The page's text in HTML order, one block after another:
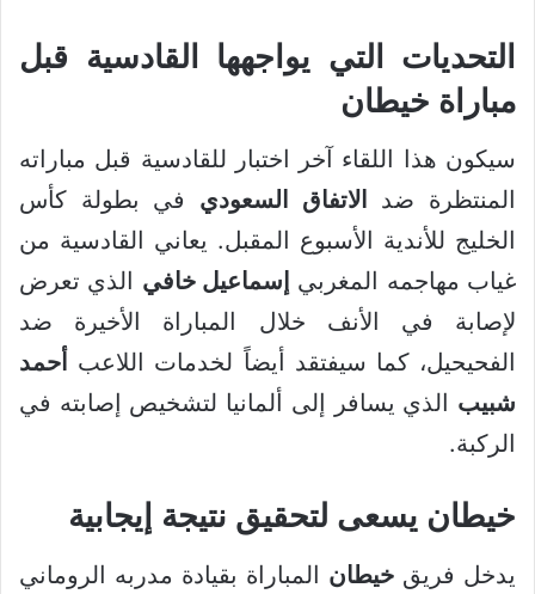
التحديات التي يواجهها القادسية قبل
مباراة خيطان
سيكون هذا اللقاء آخر اختبار للقادسية قبل مباراته
المنتظرة ضد
الاتفاق السعودي في بطولة كأس
الخليج للأندية الأسبوع المقبل. يعاني القادسية من
غياب مهاجمه المغربي إسماعيل خافي الذي تعرض
لإصابة في الأنف خلال المباراة الأخيرة ضد
الفحيحيل، كما سيفتقد أيضاً لخدمات اللاعب
أحمد
شبيب الذي يسافر إلى ألمانيا لتشخيص إصابته في
الركبة.
خيطان يسعى لتحقيق نتيجة إيجابية
يدخل فريق خيطان المباراة بقيادة مدربه الروماني